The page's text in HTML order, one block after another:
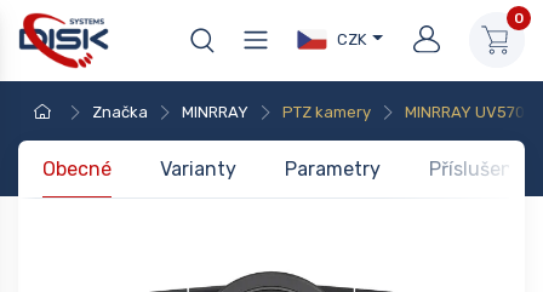
CZK
0
Značka MINRRAY PTZ kamery MINRRAY
Obecné Varianty Parametry